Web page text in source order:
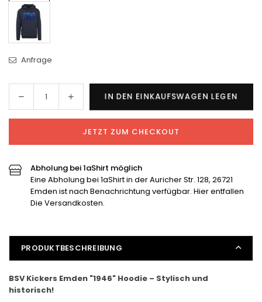
Anfrage
Menge
für
BSV
Emden
1946
Hoodie
verringern
Menge
für
BSV
Kickers
Emden
1946
Hoodie
erhöhen
IN DEN EINKAUFSWAGEN LEGEN
JETZT ZUM CHECKOUT
Abholung bei 1aShirt möglich
Eine Abholung bei 1aShirt in der Auricher Str. 128, 26721
Emden ist nach Benachrichtung verfügbar. Hier entfallen
Die Versandkosten.
PRODUKTBESCHREIBUNG
BSV Kickers Emden "1946" Hoodie – Stylisch und
historisch!